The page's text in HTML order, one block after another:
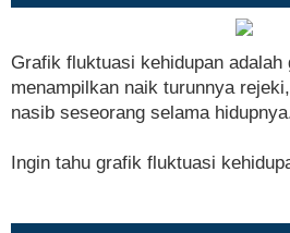
Grafik fluktuasi kehidupan adalah
menampilkan naik turunnya
nasib seseorang selama
Ingin tahu grafik fluktuasi